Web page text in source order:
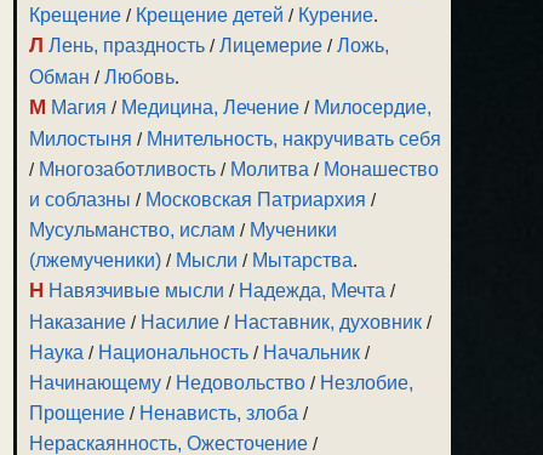
Крещение / Крещение детей / Курение.
Л Лень, праздность /Лицемерие /Ложь,
Обман /Любовь.
М Магия / Медицина, Лечение / Милосердие,
Милостыня / Мнительность, накручивать себя
/ Многозаботливость / Молитва / Монашество
и соблазны / Московская Патриархия /
Мусульманство, ислам / Мученики
(лжемученики) / Мысли / Мытарства.
Н Навязчивые мысли / Надежда, Мечта /
Наказание / Насилие / Наставник, духовник /
Наука / Национальность / Начальник /
Начинающему / Недовольство / Незлобие,
Прощение / Ненависть, злоба /
Нераскаянность, Ожесточение /